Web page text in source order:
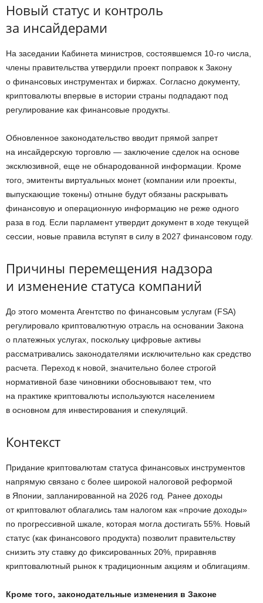
Новый статус и контроль
за инсайдерами
На заседании Кабинета министров, состоявшемся 10-го числа,
члены правительства утвердили проект поправок к Закону
о финансовых инструментах и биржах. Согласно документу,
криптовалюты впервые в истории страны подпадают под
регулирование как финансовые продукты.
Обновленное законодательство вводит прямой запрет
на инсайдерскую торговлю — заключение сделок на основе
эксклюзивной, еще не обнародованной информации. Кроме
того, эмитенты виртуальных монет (компании или проекты,
выпускающие токены) отныне будут обязаны раскрывать
финансовую и операционную информацию не реже одного
раза в год. Если парламент утвердит документ в ходе текущей
сессии, новые правила вступят в силу в 2027 финансовом году.
Причины перемещения надзора
и изменение статуса компаний
До этого момента Агентство по финансовым услугам (FSA)
регулировало криптовалютную отрасль на основании Закона
о платежных услугах, поскольку цифровые активы
рассматривались законодателями исключительно как средство
расчета. Переход к новой, значительно более строгой
нормативной базе чиновники обосновывают тем, что
на практике криптовалюты используются населением
в основном для инвестирования и спекуляций.
Контекст
Придание криптовалютам статуса финансовых инструментов
напрямую связано с более широкой налоговой реформой
в Японии, запланированной на 2026 год. Ранее доходы
от криптовалют облагались там налогом как «прочие доходы»
по прогрессивной шкале, которая могла достигать 55%. Новый
статус (как финансового продукта) позволит правительству
снизить эту ставку до фиксированных 20%, приравняв
криптовалютный рынок к традиционным акциям и облигациям.
Кроме того, законодательные изменения в Законе